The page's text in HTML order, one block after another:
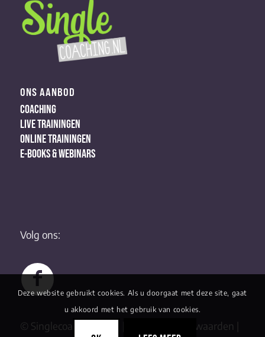
ONS AANBOD
COACHING
LIVE TRAININGEN
ONLINE TRAININGEN
E-BOOKS & WEBINARS
© Singlecoaching 2022 | Algemene Voorwaarden
Volg ons:
Deze website gebruikt cookies. Als u doorgaat met deze site, gaat
u akkoord met het gebruik van cookies.